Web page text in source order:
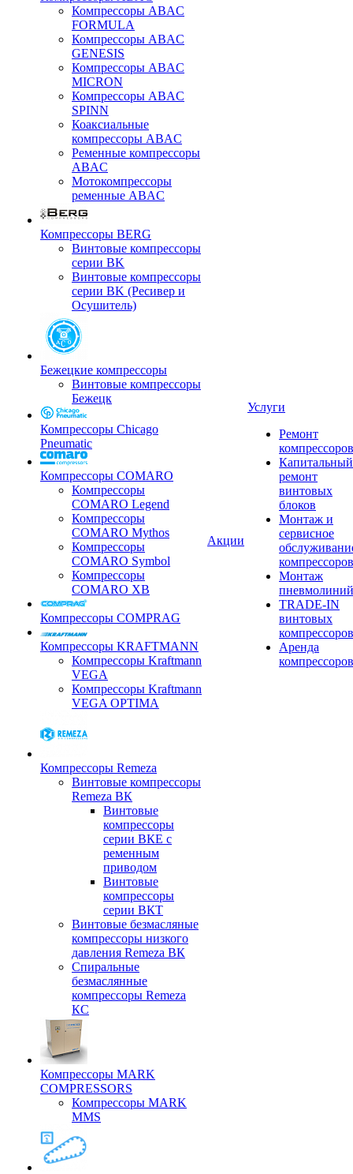
Компрессоры ABAC
FORMULA
Компрессоры ABAC
GENESIS
Компрессоры ABAC
MICRON
Компрессоры ABAC
SPINN
Коаксиальные
компрессоры ABAC
Ременные компрессоры
ABAC
Мотокомпрессоры
ременные ABAC
Компрессоры BERG
Винтовые компрессоры
серии BK
Винтовые компрессоры
серии BK (Ресивер и
Осушитель)
Бежецкие компрессоры
Винтовые компрессоры
Бежецк
Компрессоры Chicago
Pneumatic
Компрессоры COMARO
Компрессоры
COMARO Legend
Компрессоры
COMARO Mythos
Компрессоры
COMARO Symbol
Компрессоры
COMARO XB
Компрессоры COMPRAG
Компрессоры KRAFTMANN
Компрессоры Kraftmann
VEGA
Компрессоры Kraftmann
VEGA OPTIMA
Компрессоры Remeza
Винтовые компрессоры
Remeza ВК
Винтовые
компрессоры
серии ВКЕ с
ременным
приводом
Винтовые
компрессоры
серии ВКТ
Винтовые безмасляные
компрессоры низкого
давления Remeza ВК
Спиральные
безмаслянные
компрессоры Remeza
КС
Компрессоры MARK
COMPRESSORS
Компрессоры MARK
MMS
Акции
Услуги
Ремонт
компрессоров
Капитальный
ремонт
винтовых
блоков
Монтаж и
сервисное
компрессоров
Монтаж
пневмолиний
TRADE-IN
винтовых
компрессоров
Аренда
компрессоров